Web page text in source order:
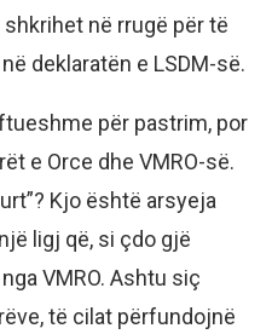
në rrugë për të
deklaratën e LSDM-së.
për pastrim, por
e Orce dhe VMRO-së.
Kjo është arsyeja
ligj që, si çdo gjë
VMRO. Ashtu siç
të cilat përfundojnë